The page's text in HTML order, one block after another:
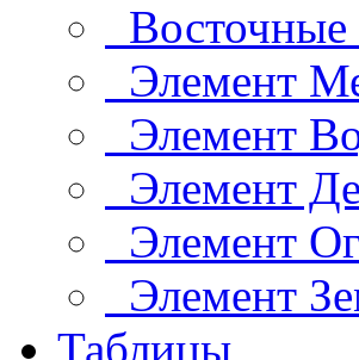
Восточные
Элемент
Элемент
Элемент
Элемент
Элемент
Таблицы